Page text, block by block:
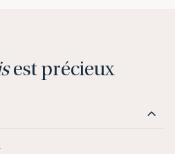
est précieux